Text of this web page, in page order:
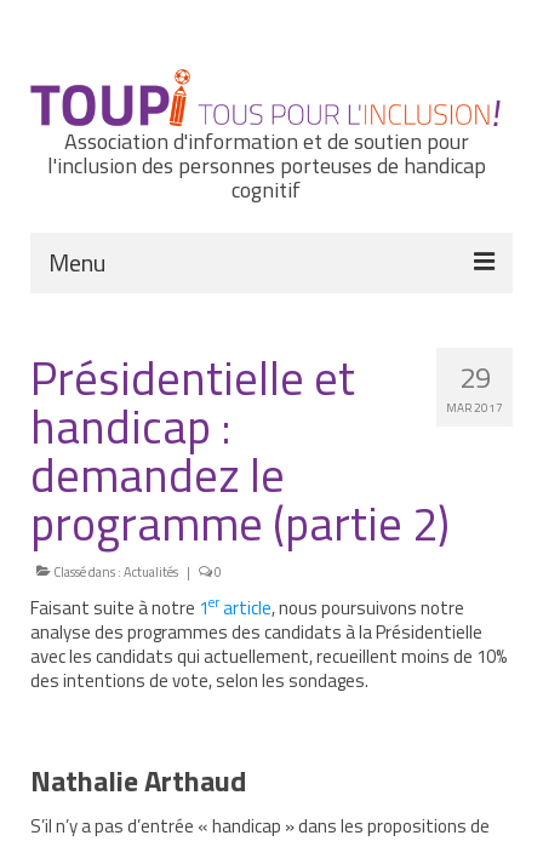
Association d'information et de soutien pour
l'inclusion des personnes porteuses de handicap
cognitif
Menu
Nous connaître
Notre histoire
Nos missions et nos valeurs
Notre équipe
Nous contacter
Nos partenaires
Nos livres
Soins bucco-dentaires
Les troubles sensoriels
29
MAR 2017
Présidentielle et
handicap :
demandez le
programme (partie 2)
Classé dans :Actualités | 0
Faisant suite à notre 1erarticle, nous poursuivons notre
analyse des programmes des candidats à la Présidentielle
avec les candidats qui actuellement, recueillent moins de 10%
des intentions de vote, selon les sondages.
Nathalie Arthaud
S’il n’y a pas d’entrée « handicap » dans les propositions de